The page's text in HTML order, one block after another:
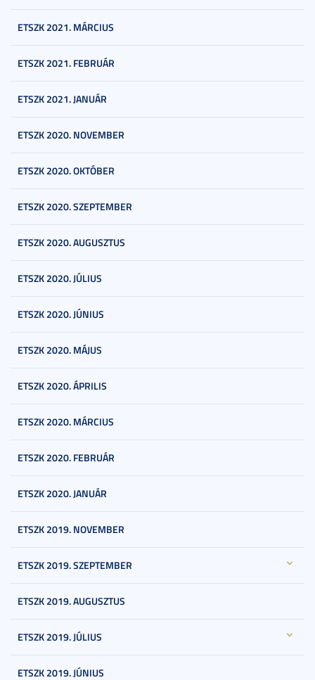
ETSZK 2021. MÁRCIUS
ETSZK 2021. FEBRUÁR
ETSZK 2021. JANUÁR
ETSZK 2020. NOVEMBER
ETSZK 2020. OKTÓBER
ETSZK 2020. SZEPTEMBER
ETSZK 2020. AUGUSZTUS
ETSZK 2020. JÚLIUS
ETSZK 2020. JÚNIUS
ETSZK 2020. MÁJUS
ETSZK 2020. ÁPRILIS
ETSZK 2020. MÁRCIUS
ETSZK 2020. FEBRUÁR
ETSZK 2020. JANUÁR
ETSZK 2019. NOVEMBER
ETSZK 2019. SZEPTEMBER
ETSZK 2019. AUGUSZTUS
ETSZK 2019. JÚLIUS
ETSZK 2019. JÚNIUS